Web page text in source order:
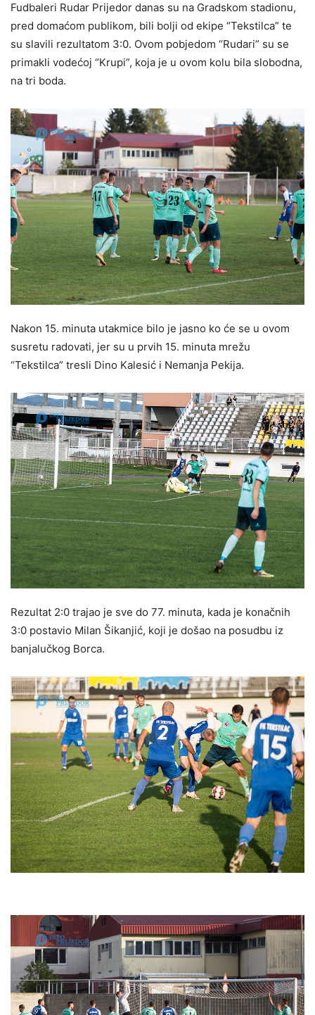
Fudbaleri Rudar Prijedor danas su na Gradskom stadionu,
pred domaćom publikom, bili bolji od ekipe “Tekstilca” te
su slavili rezultatom 3:0. Ovom pobjedom “Rudari” su se
primakli vodećoj “Krupi”, koja je u ovom kolu bila slobodna,
na tri boda.
Nakon 15. minuta utakmice bilo je jasno ko će se u ovom
susretu radovati, jer su u prvih 15. minuta mrežu
“Tekstilca” tresli Dino Kalesić i Nemanja Pekija.
Rezultat 2:0 trajao je sve do 77. minuta, kada je konačnih
3:0 postavio Milan Šikanjić, koji je došao na posudbu iz
banjalučkog Borca.